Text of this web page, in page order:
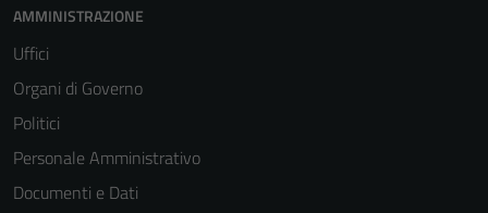
AMMINISTRAZIONE
Uffici
Organi di Governo
Politici
Personale Amministrativo
Documenti e Dati